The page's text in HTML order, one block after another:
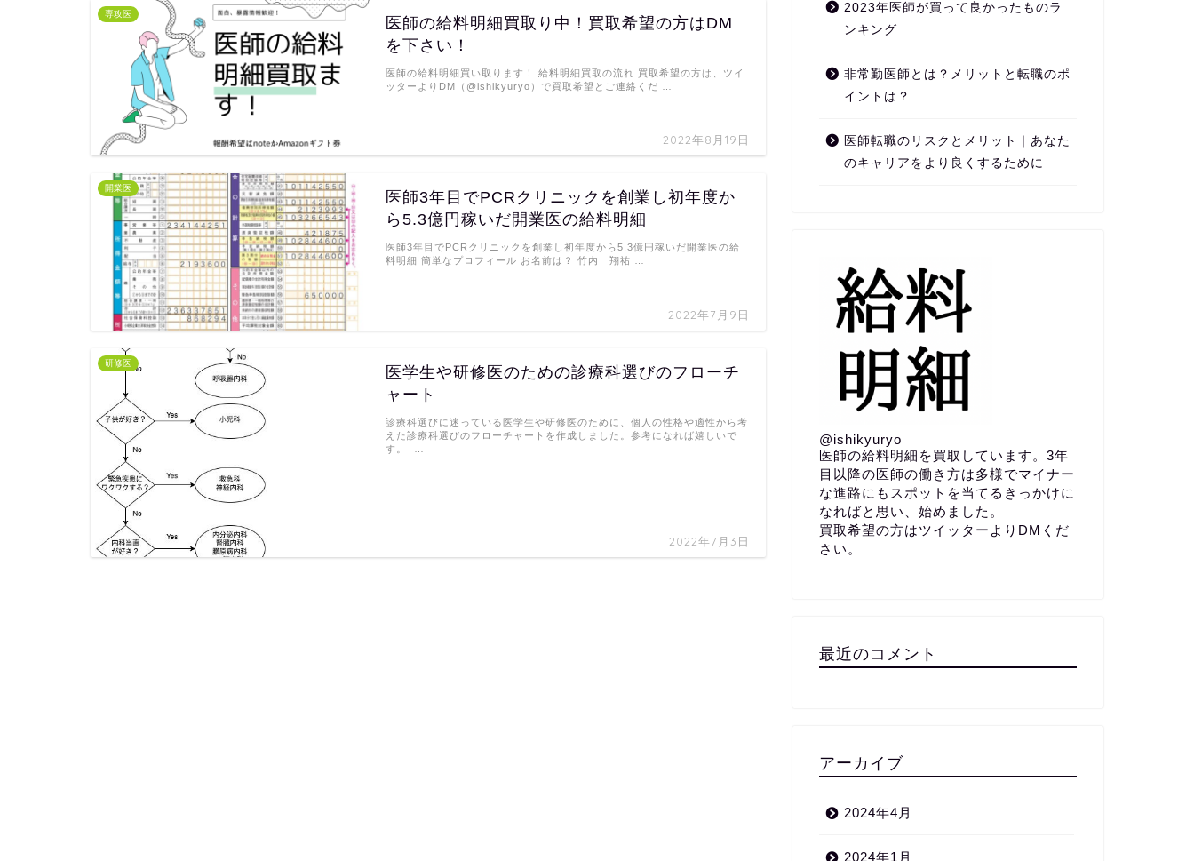
専攻医
医師の給料明細買取り中！買取希望の方はDM
を下さい！
2022年8月19日
医師の給料明細買い取ります！ 給料明細買取の流れ 買取希望の方は、ツイ
ッターよりDM（@ishikyuryo）で買取希望とご連絡くだ …
開業医
医師3年目でPCRクリニックを創業し初年度か
ら5.3億円稼いだ開業医の給料明細
2022年7月9日
医師3年目でPCRクリニックを創業し初年度から5.3億円稼いだ開業医の給
料明細 簡単なプロフィール お名前は？ 竹内 翔祐 …
研修医
医学生や研修医のための診療科選びのフローチ
ャート
2022年7月3日
診療科選びに迷っている医学生や研修医のために、個人の性格や適性から考
えた診療科選びのフローチャートを作成しました。参考になれば嬉しいで
す。 …
2023年医師が買って良かったものラ
ンキング
非常勤医師とは？メリットと転職のポ
イントは？
医師転職のリスクとメリット｜あなた
のキャリアをより良くするために
@ishikyuryo
医師の給料明細を買取しています。3年
目以降の医師の働き方は多様でマイナー
な進路にもスポットを当てるきっかけに
なればと思い、始めました。
買取希望の方はツイッターよりDMくだ
さい。
最近のコメント
アーカイブ
2024年4月
2024年1月